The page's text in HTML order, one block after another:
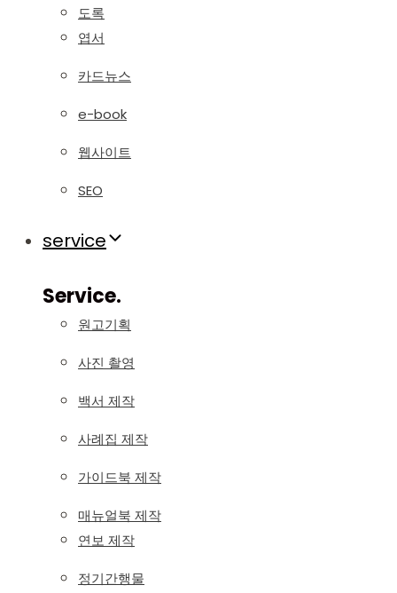
도록
엽서
카드뉴스
e-book
웹사이트
SEO
service
Service.
원고기획
사진 촬영
백서 제작
사례집 제작
가이드북 제작
매뉴얼북 제작
연보 제작
정기간행물